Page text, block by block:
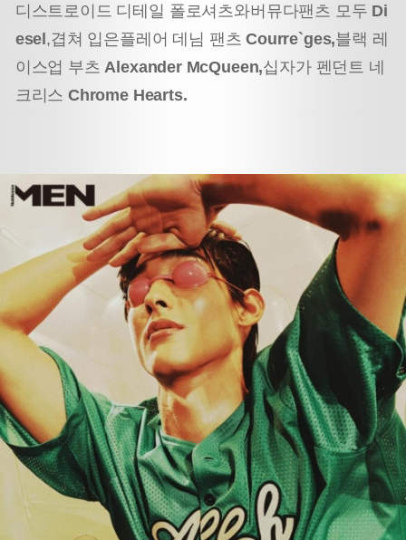
디스트로이드 디테일 폴로셔츠와버뮤다팬츠 모두 Di
esel,겹쳐 입은플레어 데님 팬츠 Courre`ges,블랙 레
이스업 부츠 Alexander McQueen,십자가 펜던트 네
크리스Chrome Hearts.